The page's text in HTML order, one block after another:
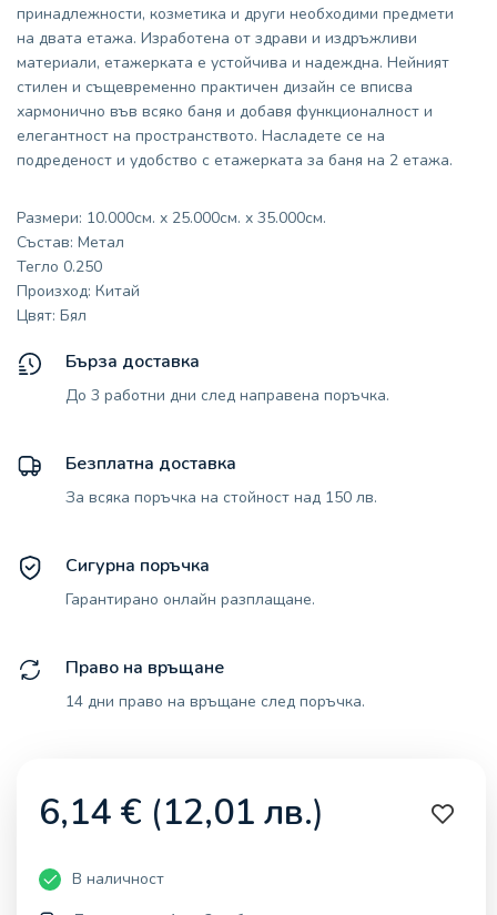
принадлежности, козметика и други необходими предмети
на двата етажа. Изработена от здрави и издръжливи
материали, етажерката е устойчива и надеждна. Нейният
стилен и същевременно практичен дизайн се вписва
хармонично във всяко баня и добавя функционалност и
елегантност на пространството. Насладете се на
подреденост и удобство с етажерката за баня на 2 етажа.
Размери: 10.000см. x 25.000см. x 35.000см.
Състав: Метал
Тегло 0.250
Произход: Китай
Цвят: Бял
Бърза доставка
До 3 работни дни след направена поръчка.
Безплатна доставка
За всяка поръчка на стойност над 150 лв.
Сигурна поръчка
Гарантирано онлайн разплащане.
Право на връщане
14 дни право на връщане след поръчка.
6,14 € (12,01 лв.)
В наличност